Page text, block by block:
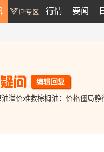
行情 要闻
溢价难救棕榈油：价格僵局静
编辑回复